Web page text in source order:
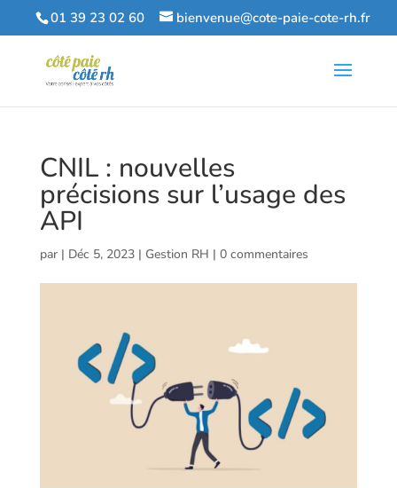
01 39 23 02 60 bienvenue@cote-paie-cote-rh.fr
CNIL : nouvelles
précisions sur l’usage des
API
par | Déc 5, 2023| Gestion RH | 0 commentaires